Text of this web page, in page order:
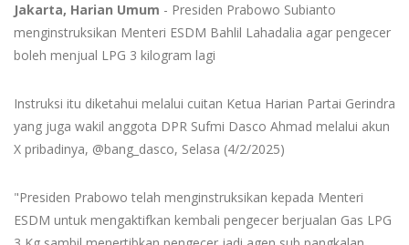
Jakarta, Harian Umum - Presiden Prabowo Subianto
menginstruksikan Menteri ESDM Bahlil Lahadalia agar pengecer
boleh menjual LPG 3 kilogram lagi
Instruksi itu diketahui melalui cuitan Ketua Harian Partai Gerindra
yang juga wakil anggota DPR Sufmi Dasco Ahmad melalui akun
X pribadinya, @bang_dasco, Selasa (4/2/2025)
"Presiden Prabowo telah menginstruksikan kepada Menteri
ESDM untuk mengaktifkan kembali pengecer berjualan Gas LPG